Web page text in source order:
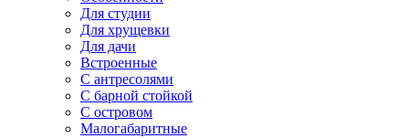
Для студии
Для хрущевки
Для дачи
Встроенные
С антресолями
С барной стойкой
С островом
Малогабаритные